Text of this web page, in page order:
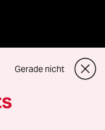
Gerade nicht